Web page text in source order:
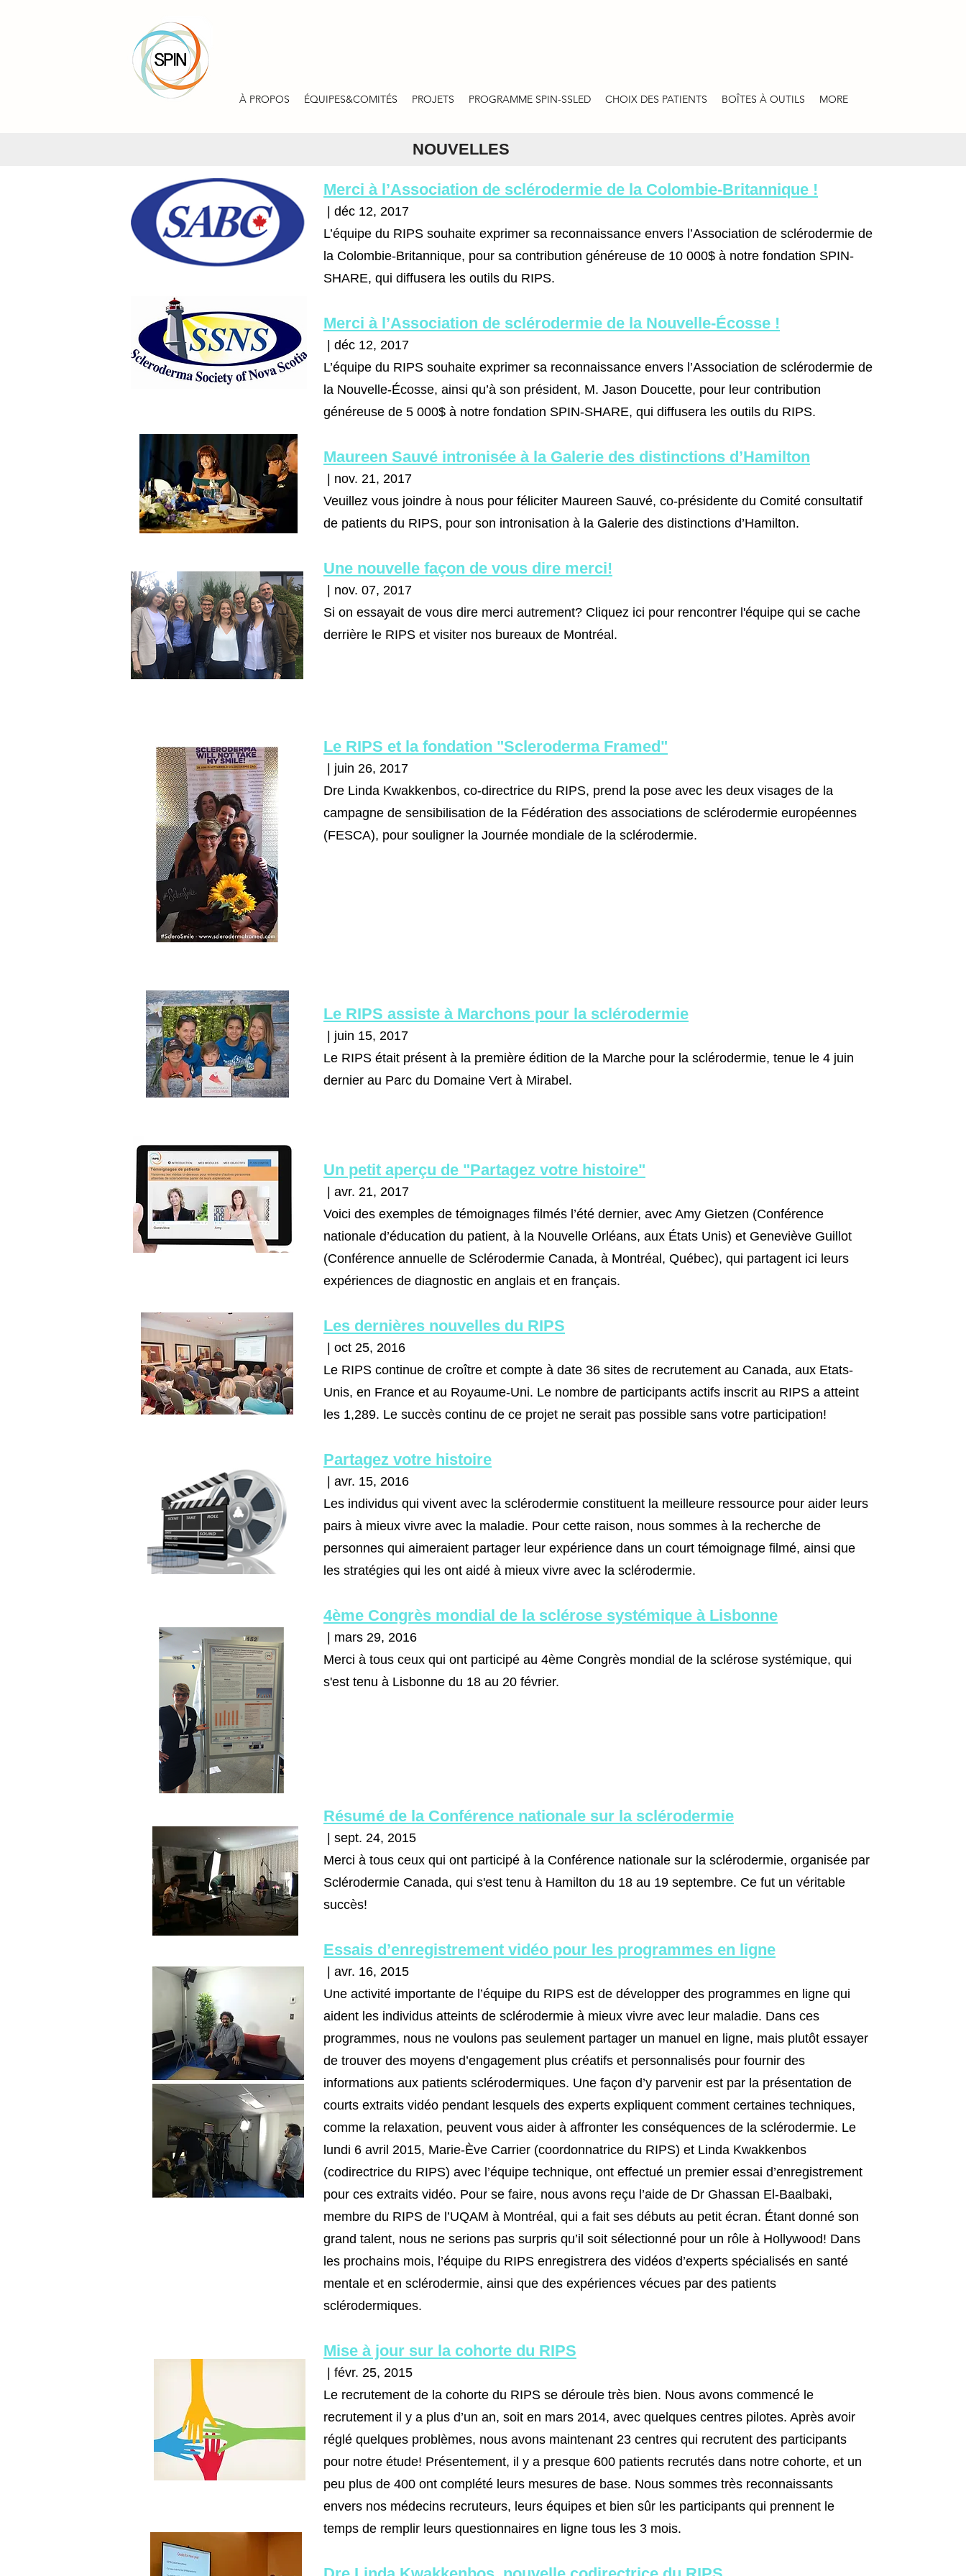
À PROPOS ÉQUIPES&COMITÉS PROJETS PROGRAMME SPIN-SSLED CHOIX DES PATIENTS BOÎTES À OUTILS MORE
NOUVELLES
Merci à l’Association de sclérodermie de la Colombie-Britannique !
| déc 12, 2017
L’équipe du RIPS souhaite exprimer sa reconnaissance envers l’Association de sclérodermie de
la Colombie-Britannique, pour sa contribution généreuse de 10 000$ à notre fondation SPIN-
SHARE, qui diffusera les outils du RIPS.
Merci à l’Association de sclérodermie de la Nouvelle-Écosse !
| déc 12, 2017
L’équipe du RIPS souhaite exprimer sa reconnaissance envers l’Association de sclérodermie de
la Nouvelle-Écosse, ainsi qu’à son président, M. Jason Doucette, pour leur contribution
généreuse de 5 000$ à notre fondation SPIN-SHARE, qui diffusera les outils du RIPS.
Maureen Sauvé intronisée à la Galerie des distinctions d’Hamilton
| nov. 21, 2017
Veuillez vous joindre à nous pour féliciter Maureen Sauvé, co-présidente du Comité consultatif
de patients du RIPS, pour son intronisation à la Galerie des distinctions d’Hamilton.
Une nouvelle façon de vous dire merci!
| nov. 07, 2017
Si on essayait de vous dire merci autrement? Cliquez ici pour rencontrer l'équipe qui se cache
derrière le RIPS et visiter nos bureaux de Montréal.
Le RIPS et la fondation "Scleroderma Framed"
| juin 26, 2017
Dre Linda Kwakkenbos, co-directrice du RIPS, prend la pose avec les deux visages de la
campagne de sensibilisation de la Fédération des associations de sclérodermie européennes
(FESCA), pour souligner la Journée mondiale de la sclérodermie.
Le RIPS assiste à Marchons pour la sclérodermie
| juin 15, 2017
Le RIPS était présent à la première édition de la Marche pour la sclérodermie, tenue le 4 juin
dernier au Parc du Domaine Vert à Mirabel.
Un petit aperçu de "Partagez votre histoire"
| avr. 21, 2017
Voici des exemples de témoignages filmés l’été dernier, avec Amy Gietzen (Conférence
nationale d’éducation du patient, à la Nouvelle Orléans, aux États Unis) et Geneviève Guillot
(Conférence annuelle de Sclérodermie Canada, à Montréal, Québec), qui partagent ici leurs
expériences de diagnostic en anglais et en français.
Les dernières nouvelles du RIPS
| oct 25, 2016
Le RIPS continue de croître et compte à date 36 sites de recrutement au Canada, aux Etats-
Unis, en France et au Royaume-Uni. Le nombre de participants actifs inscrit au RIPS a atteint
les 1,289. Le succès continu de ce projet ne serait pas possible sans votre participation!
Partagez votre histoire
| avr. 15, 2016
Les individus qui vivent avec la sclérodermie constituent la meilleure ressource pour aider leurs
pairs à mieux vivre avec la maladie. Pour cette raison, nous sommes à la recherche de
personnes qui aimeraient partager leur expérience dans un court témoignage filmé, ainsi que
les stratégies qui les ont aidé à mieux vivre avec la sclérodermie.
4ème Congrès mondial de la sclérose systémique à Lisbonne
| mars 29, 2016
Merci à tous ceux qui ont participé au 4ème Congrès mondial de la sclérose systémique, qui
s'est tenu à Lisbonne du 18 au 20 février.
Résumé de la Conférence nationale sur la sclérodermie
| sept. 24, 2015
Merci à tous ceux qui ont participé à la Conférence nationale sur la sclérodermie, organisée par
Sclérodermie Canada, qui s'est tenu à Hamilton du 18 au 19 septembre. Ce fut un véritable
succès!
Essais d’enregistrement vidéo pour les programmes en ligne
| avr. 16, 2015
Une activité importante de l’équipe du RIPS est de développer des programmes en ligne qui
aident les individus atteints de sclérodermie à mieux vivre avec leur maladie. Dans ces
programmes, nous ne voulons pas seulement partager un manuel en ligne, mais plutôt essayer
de trouver des moyens d’engagement plus créatifs et personnalisés pour fournir des
informations aux patients sclérodermiques. Une façon d’y parvenir est par la présentation de
courts extraits vidéo pendant lesquels des experts expliquent comment certaines techniques,
comme la relaxation, peuvent vous aider à affronter les conséquences de la sclérodermie. Le
lundi 6 avril 2015, Marie-Ève Carrier (coordonnatrice du RIPS) et Linda Kwakkenbos
(codirectrice du RIPS) avec l’équipe technique, ont effectué un premier essai d’enregistrement
pour ces extraits vidéo. Pour se faire, nous avons reçu l’aide de Dr Ghassan El-Baalbaki,
membre du RIPS de l’UQAM à Montréal, qui a fait ses débuts au petit écran. Étant donné son
grand talent, nous ne serions pas surpris qu’il soit sélectionné pour un rôle à Hollywood! Dans
les prochains mois, l’équipe du RIPS enregistrera des vidéos d’experts spécialisés en santé
mentale et en sclérodermie, ainsi que des expériences vécues par des patients
sclérodermiques.
Mise à jour sur la cohorte du RIPS
| févr. 25, 2015
Le recrutement de la cohorte du RIPS se déroule très bien. Nous avons commencé le
recrutement il y a plus d’un an, soit en mars 2014, avec quelques centres pilotes. Après avoir
réglé quelques problèmes, nous avons maintenant 23 centres qui recrutent des participants
pour notre étude! Présentement, il y a presque 600 patients recrutés dans notre cohorte, et un
peu plus de 400 ont complété leurs mesures de base. Nous sommes très reconnaissants
envers nos médecins recruteurs, leurs équipes et bien sûr les participants qui prennent le
temps de remplir leurs questionnaires en ligne tous les 3 mois.